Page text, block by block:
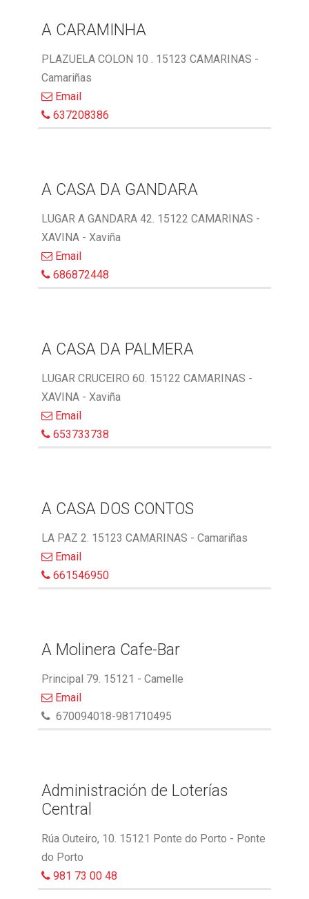
A CARAMINHA
PLAZUELA COLON 10 . 15123 CAMARINAS -
Camariñas
Email
637208386
A CASA DA GANDARA
LUGAR A GANDARA 42. 15122 CAMARINAS -
XAVINA - Xaviña
Email
686872448
A CASA DA PALMERA
LUGAR CRUCEIRO 60. 15122 CAMARINAS -
XAVINA - Xaviña
Email
653733738
A CASA DOS CONTOS
LA PAZ 2. 15123 CAMARINAS - Camariñas
Email
661546950
A Molinera Cafe-Bar
Principal 79. 15121 - Camelle
Email
670094018-981710495
Administración de Loterías
Central
Rúa Outeiro, 10. 15121 Ponte do Porto - Ponte
do Porto
981 73 00 48